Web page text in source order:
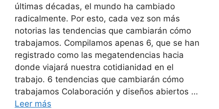
últimas décadas, el mundo ha cambiado
radicalmente. Por esto, cada vez son más
notorias las tendencias que cambiarán cómo
trabajamos. Compilamos apenas 6, que se han
registrado como las megatendencias hacia
donde viajará nuestra cotidianidad en el
trabajo. 6 tendencias que cambiarán cómo
trabajamos Colaboración y diseños abiertos …
Leer más